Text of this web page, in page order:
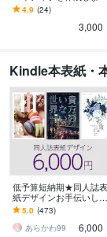
ヨガ、不動産、セミナー
など集客につながるバナ
4.9 (24)
3,000
Kindle本表紙・
低予算短納期★同人誌表
紙デザインお手伝いしま
す 限られた予算で短納期
もOK！表紙作りが苦手な
小説書きさん向け
5.0 (473)
あらかわ99
6,000